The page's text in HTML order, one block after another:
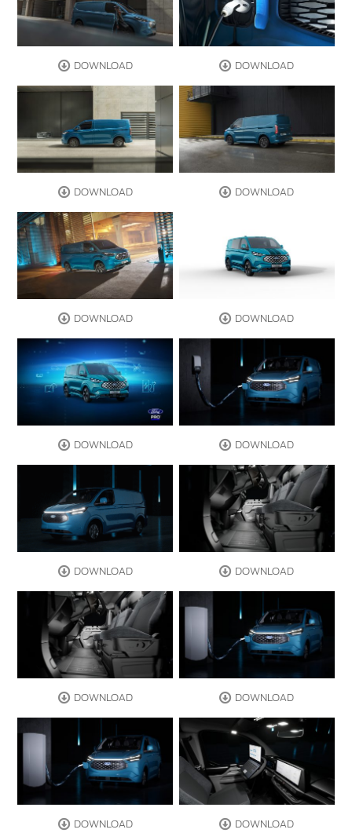
DOWNLOAD DOWNLOAD
DOWNLOAD DOWNLOAD
DOWNLOAD DOWNLOAD
DOWNLOAD DOWNLOAD
DOWNLOAD DOWNLOAD
DOWNLOAD DOWNLOAD
DOWNLOAD DOWNLOAD